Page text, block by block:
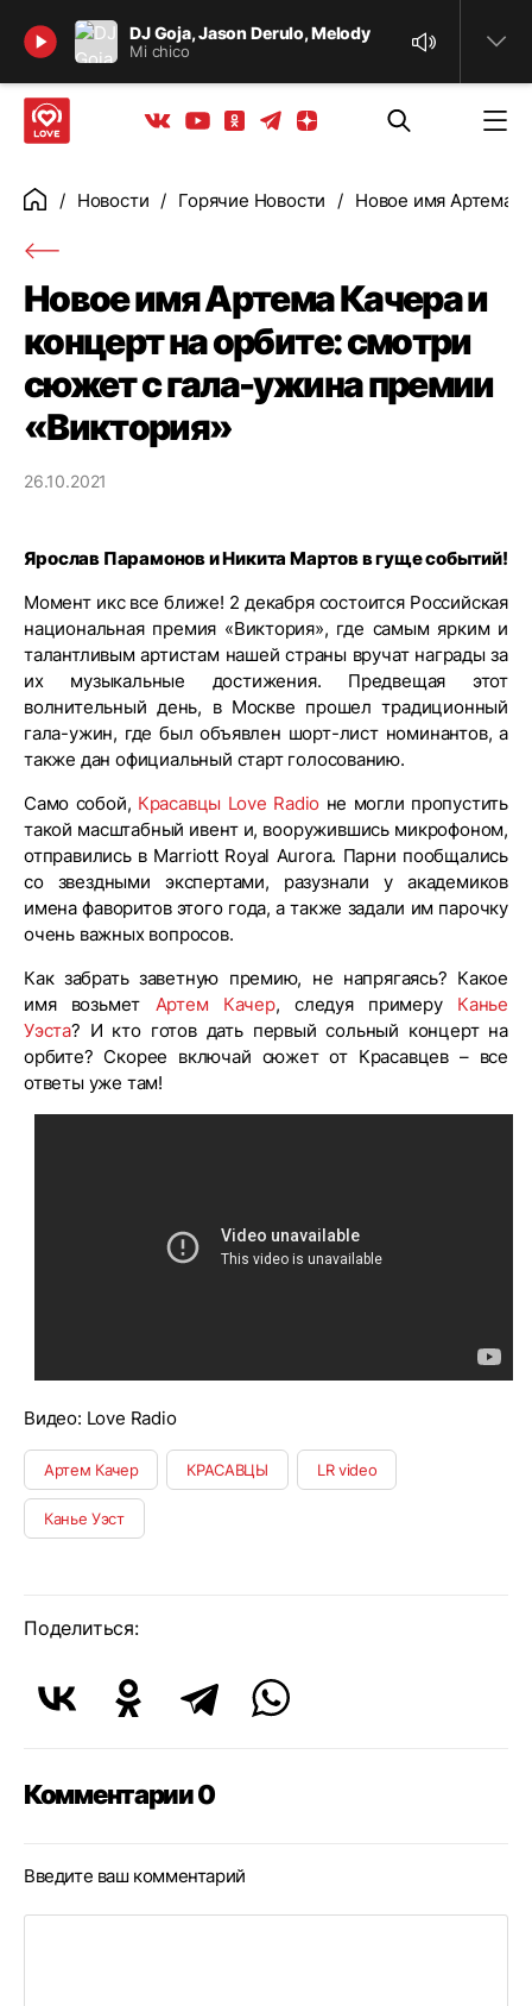
DJ Goja, Jason Derulo, Melody
Mi chico
Найти
Вконтакте
YoutubeОдноклассники
ТелеграмЯндекс дзен
ГлавнаяНовости Горячие Новости Новое имя Артема
Новое имя Артема Качера и
концерт на орбите: смотри
сюжет с гала-ужина премии
«Виктория»
26.10.2021
Ярослав Парамонов и Никита Мартов в гуще событий!
Момент икс все ближе! 2 декабря состоится Российская
национальная премия «Виктория», где самым ярким и
талантливым артистам нашей страны вручат награды за
их музыкальные достижения. Предвещая этот
волнительный день, в Москве прошел традиционный
гала-ужин, где был объявлен шорт-лист номинантов, а
также дан официальный старт голосованию.
Само собой, Красавцы Love Radio не могли пропустить
такой масштабный ивент и, вооружившись микрофоном,
отправились в Marriott Royal Aurora. Парни пообщались
со звездными экспертами, разузнали у академиков
имена фаворитов этого года, а также задали им парочку
очень важных вопросов.
Как забрать заветную премию, не напрягаясь? Какое
имя возьмет Артем Качер, следуя примеру Канье
Уэста? И кто готов дать первый сольный концерт на
орбите? Скорее включай сюжет от Красавцев – все
ответы уже там!
Видео: Love Radio
Артем Качер КРАСАВЦЫ LR video
Канье Уэст
Поделиться:
Комментарии 0
Введите ваш комментарий